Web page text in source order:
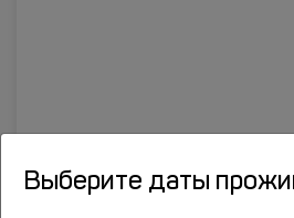
Выберите даты